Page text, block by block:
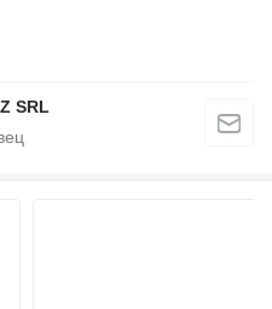
SRL